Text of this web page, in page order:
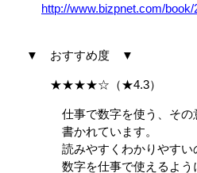
http://www.bizpnet.com/
▼ おすすめ度 ▼
★★★★☆（★4.3）
仕事で数字を使う、その意
書かれています。
読みやすくわかりやすいの
数字を仕事で使えるように